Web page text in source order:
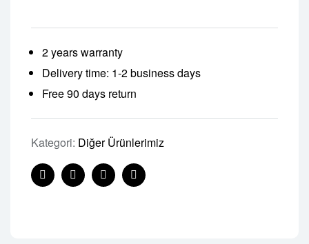
2 years warranty
Delivery time: 1-2 business days
Free 90 days return
Kategori: Diğer Ürünlerimiz
FacebookTwitterLinkedinPinterest